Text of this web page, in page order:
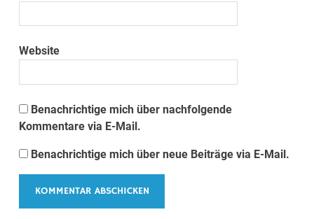
Website
Benachrichtige mich über nachfolgende
Kommentare via E-Mail.
Benachrichtige mich über neue Beiträge via E-Mail.